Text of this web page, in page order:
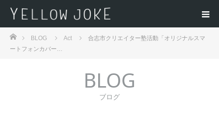
ホームBLOG Act
合志市クリエイター塾活動「オリジナルスマ
ートフォンカバー…
BLOG
ブログ